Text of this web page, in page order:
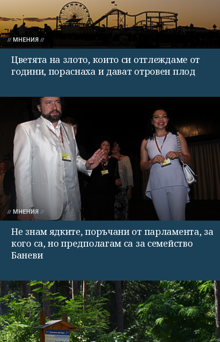
МНЕНИЯ
Цветята на злото, които си отглеждаме от
години, пораснаха и дават отровен плод
МНЕНИЯ
Не знам ядките, поръчани от парламента, за
кого са, но предполагам са за семейство
Баневи